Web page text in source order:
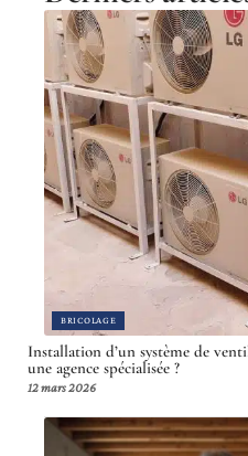
BRICOLAGE
Installation d’un système de
une agence spécialisée ?
12 mars 2026